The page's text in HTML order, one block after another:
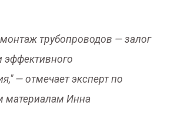
трубопроводов — залог
эффективного
— отмечает эксперт по
материалам Инна